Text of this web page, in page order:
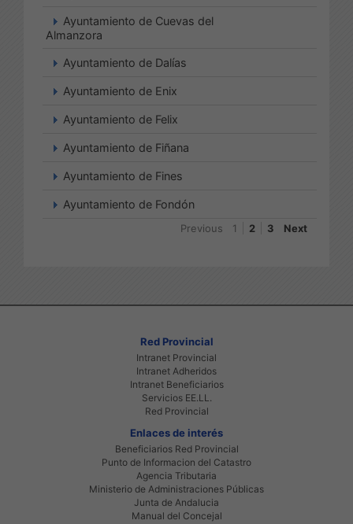
Ayuntamiento de Cuevas del
Almanzora
Ayuntamiento de Dalías
Ayuntamiento de Enix
Ayuntamiento de Felix
Ayuntamiento de Fiñana
Ayuntamiento de Fines
Ayuntamiento de Fondón
Previous 1 2 3 Next
Red Provincial
Intranet Provincial
Intranet Adheridos
Intranet Beneficiarios
Servicios EE.LL.
Red Provincial
Enlaces de interés
Beneficiarios Red Provincial
Punto de Informacion del Catastro
Agencia Tributaria
Ministerio de Administraciones Públicas
Junta de Andalucia
Manual del Concejal